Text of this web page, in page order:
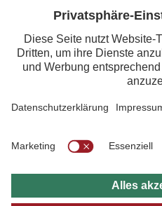
Tirol
Maria-Theresien-
+43.512.5320-656
RSS-Feeds
Datenschutzerklärung
AGBs